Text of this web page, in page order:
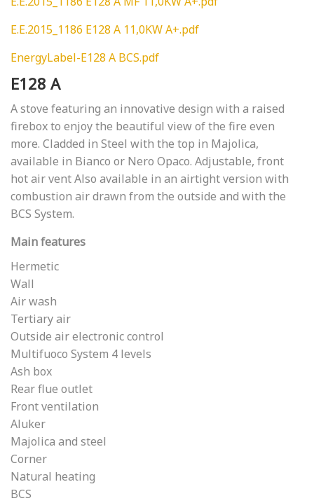
E.E.2015_1186 E128 A 11,0KW A+.pdf
EnergyLabel-E128 A BCS.pdf
E128 A
A stove featuring an innovative design with a raised
firebox to enjoy the beautiful view of the fire even
more. Cladded in Steel with the top in Majolica,
available in Bianco or Nero Opaco. Adjustable, front
hot air vent Also available in an airtight version with
combustion air drawn from the outside and with the
BCS System.
Main features
Hermetic
Wall
Air wash
Tertiary air
Outside air electronic control
Multifuoco System 4 levels
Ash box
Rear flue outlet
Front ventilation
Aluker
Majolica and steel
Corner
Natural heating
BCS